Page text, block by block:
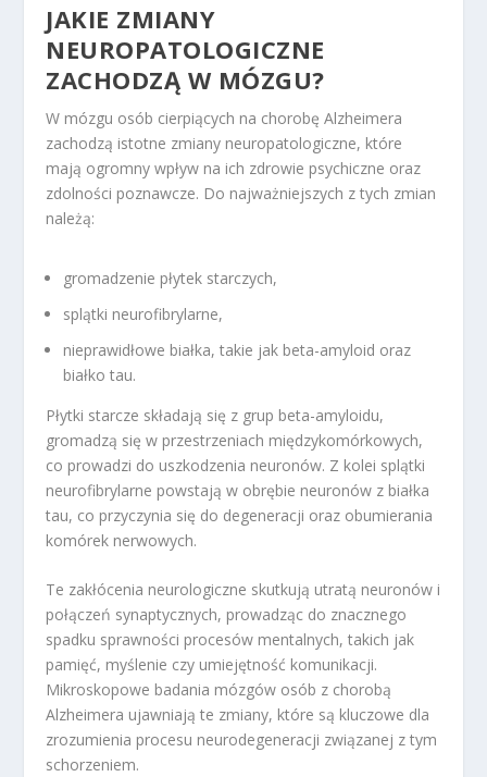
JAKIE ZMIANY
NEUROPATOLOGICZNE
ZACHODZĄ W MÓZGU?
W mózgu osób cierpiących na chorobę Alzheimera
zachodzą istotne zmiany neuropatologiczne, które
mają ogromny wpływ na ich zdrowie psychiczne oraz
zdolności poznawcze. Do najważniejszych z tych zmian
należą:
gromadzenie płytek starczych,
splątki neurofibrylarne,
nieprawidłowe białka, takie jak beta-amyloid oraz
białko tau.
Płytki starcze składają się z grup beta-amyloidu,
gromadzą się w przestrzeniach międzykomórkowych,
co prowadzi do uszkodzenia neuronów. Z kolei splątki
neurofibrylarne powstają w obrębie neuronów z białka
tau, co przyczynia się do degeneracji oraz obumierania
komórek nerwowych.
Te zakłócenia neurologiczne skutkują utratą neuronów i
połączeń synaptycznych, prowadząc do znacznego
spadku sprawności procesów mentalnych, takich jak
pamięć, myślenie czy umiejętność komunikacji.
Mikroskopowe badania mózgów osób z chorobą
Alzheimera ujawniają te zmiany, które są kluczowe dla
zrozumienia procesu neurodegeneracji związanej z tym
schorzeniem.